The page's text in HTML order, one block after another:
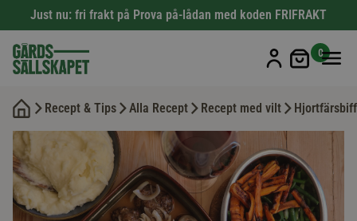
Just nu: fri frakt på Prova på-lådan med koden FRIFRAKT
Min
0
Recept & Tips Alla Recept Recept med vilt